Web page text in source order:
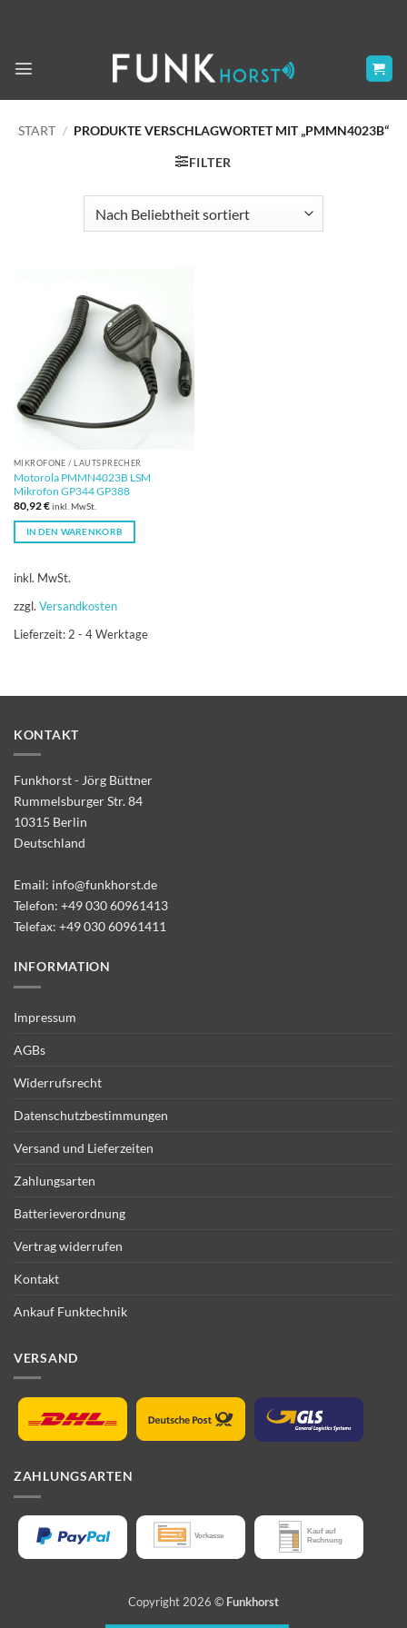
START / PRODUKTE VERSCHLAGWORTET MIT „PMMN4023B“
FILTER
MIKROFONE / LAUTSPRECHER
Motorola PMMN4023B LSM
Mikrofon GP344 GP388
80,92€inkl. MwSt.
IN DEN WARENKORB
inkl. MwSt.
zzgl. Versandkosten
Lieferzeit:2 - 4 Werktage
KONTAKT
Funkhorst - Jörg Büttner
Rummelsburger Str. 84
10315 Berlin
Deutschland
Email: info@funkhorst.de
Telefon: +49 030 60961413
Telefax: +49 030 60961411
INFORMATION
Impressum
AGBs
Widerrufsrecht
Datenschutzbestimmungen
Versand und Lieferzeiten
Zahlungsarten
Batterieverordnung
Vertrag widerrufen
Kontakt
Ankauf Funktechnik
VERSAND
ZAHLUNGSARTEN
Copyright 2026 © Funkhorst